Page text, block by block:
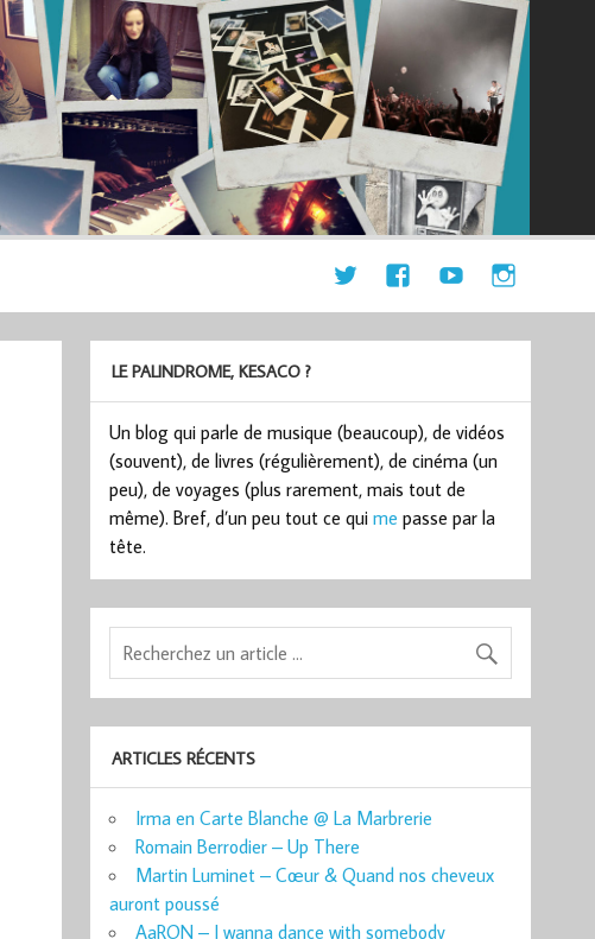
LE PALINDROME, KESACO ?
Un blog qui parle de musique (beaucoup), de vidéos
(souvent), de livres (régulièrement), de cinéma (un
peu), de voyages (plus rarement, mais tout de
même). Bref, d’un peu tout ce quime passe par la
tête.
ARTICLES RÉCENTS
Irma en Carte Blanche @ La Marbrerie
Romain Berrodier – Up There
Martin Luminet – Cœur & Quand nos cheveux
auront poussé
AaRON – I wanna dance with somebody